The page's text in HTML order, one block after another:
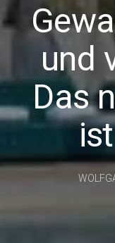
und
Das